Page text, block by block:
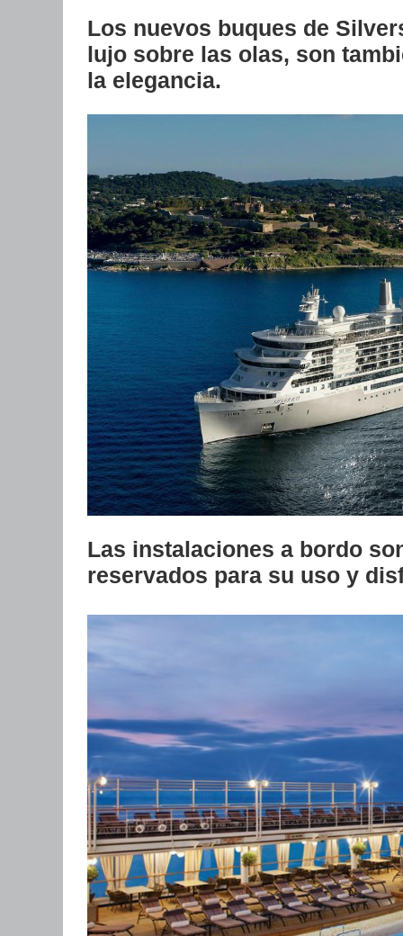
Los nuevos buques de
lujo sobre las olas, son
la elegancia.
Las instalaciones a bordo
reservados para su uso y